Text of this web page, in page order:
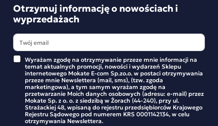
Wyrażam zgodę na otrzymywanie przeze mnie informacji na
temat aktualnych promocji, nowości i wydarzeń Sklepu
internetowego Mokate E-com Sp.zo.o. w postaci otrzymywania
przeze mnie Newslettera (mail, sms), (tzw. zgoda marketingowa), a
tym samym wyrażam zgodę na przetwarzanie Moich danych
osobowych (adresu: e-mail) przez Mokate Sp. z o. o. z siedzibą w
Żorach (44-240), przy ul. Strażackiej 48, wpisaną do rejestru
przedsiębiorców Krajowego Rejestru Sądowego pod numerem KRS
0001142134, w celu otrzymywania Newslettera.
Otrzymuj informację o nowościach i
wyprzedażach
Wyrażam zgodę na otrzymywanie przeze mnie informacji na
temat aktualnych promocji, nowości i wydarzeń Sklepu
internetowego Mokate E-com Sp.zo.o. w postaci otrzymywania
przeze mnie Newslettera (mail, sms), (tzw. zgoda
marketingowa), a tym samym wyrażam zgodę na
przetwarzanie Moich danych osobowych (adresu: e-mail) przez
Mokate Sp. z o. o. z siedzibą w Żorach (44-240), przy ul.
Strażackiej 48, wpisaną do rejestru przedsiębiorców Krajowego
Rejestru Sądowego pod numerem KRS 0001142134, w celu
otrzymywania Newslettera.